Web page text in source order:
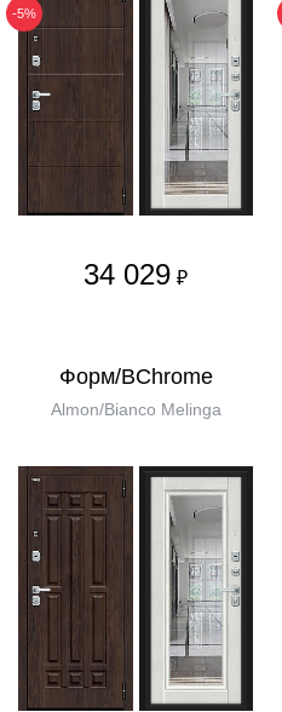
-5%
34 029 ₽
Форм/BChrome
Almon/Bianco Melinga